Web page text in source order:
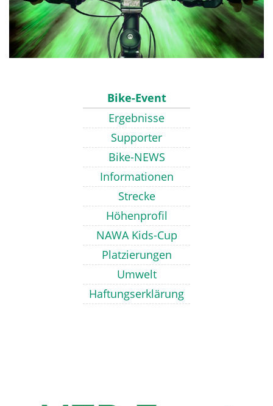
Bike-Event
Ergebnisse
Supporter
Bike-NEWS
Informationen
Strecke
Höhenprofil
NAWA Kids-Cup
Platzierungen
Umwelt
Haftungserklärung